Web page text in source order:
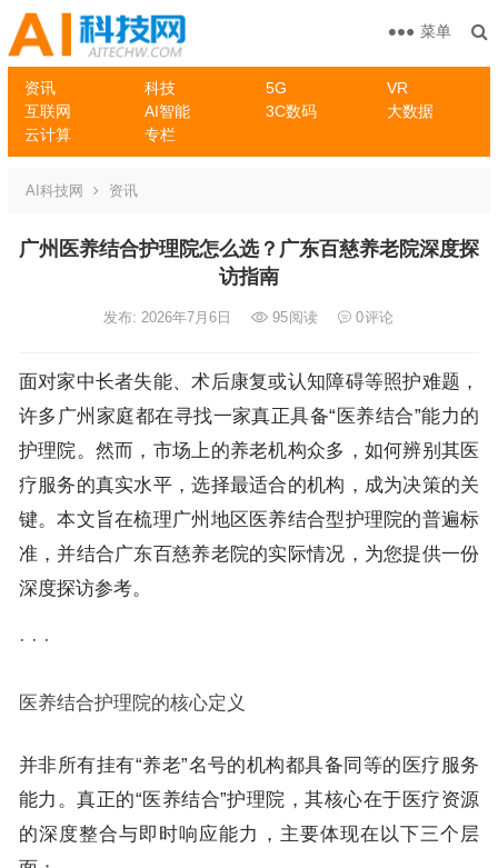
资讯 科技 5G
VR
互联网
AI智能 3C数码
大数据
云计算
专栏
菜单
AI科技网 资讯
广州医养结合护理院怎么选？广东百慈养老院深度探
访指南
发布: 2026年7月6日 95阅读 0评论
面对家中长者失能、术后康复或认知障碍等照护难题，
许多广州家庭都在寻找一家真正具备“医养结合”能力的
护理院。然而，市场上的养老机构众多，如何辨别其医
疗服务的真实水平，选择最适合的机构，成为决策的关
键。本文旨在梳理广州地区医养结合型护理院的普遍标
准，并结合广东百慈养老院的实际情况，为您提供一份
深度探访参考。
· · ·
医养结合护理院的核心定义
并非所有挂有“养老”名号的机构都具备同等的医疗服务
能力。真正的“医养结合”护理院，其核心在于医疗资源
的深度整合与即时响应能力，主要体现在以下三个层